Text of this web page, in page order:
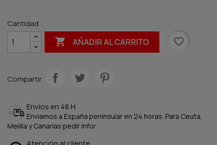
Cantidad
 AÑADIR AL CARRITO favorite_border
Compartir
Envíos en 48 H
Enviamos a España peninsular en 24 horas. Para Ceuta,
Melilla y Canarias pedir infor